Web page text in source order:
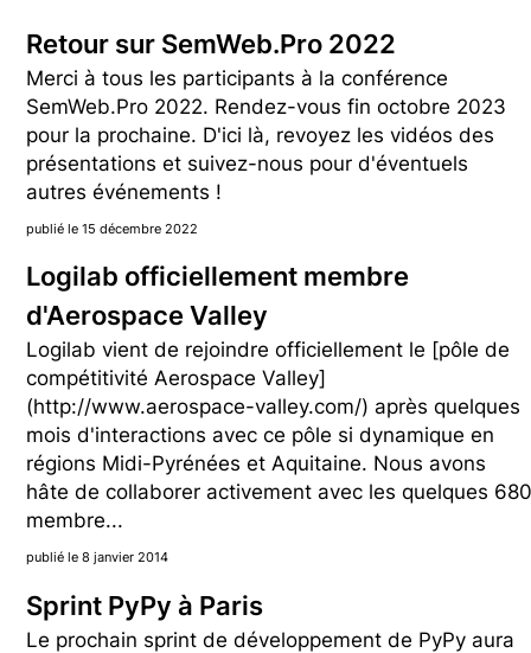
Retour sur SemWeb.Pro 2022
Merci à tous les participants à la conférence
SemWeb.Pro 2022. Rendez-vous fin octobre 2023
pour la prochaine. D'ici là, revoyez les vidéos des
présentations et suivez-nous pour d'éventuels
autres événements !
publié le 15 décembre 2022
Logilab officiellement membre
d'Aerospace Valley
Logilab vient de rejoindre officiellement le [pôle de
compétitivité Aerospace Valley]
(http://www.aerospace-valley.com/) après quelques
mois d'interactions avec ce pôle si dynamique en
régions Midi-Pyrénées et Aquitaine. Nous avons
hâte de collaborer activement avec les quelques 680
membre...
publié le 8 janvier 2014
Sprint PyPy à Paris
Le prochain sprint de développement de PyPy aura